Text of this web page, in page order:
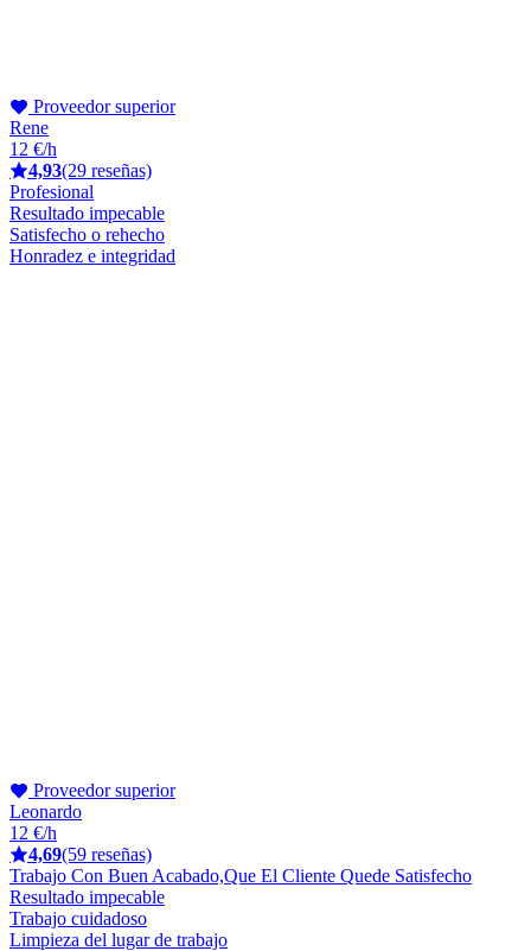
Proveedor superior
Rene
12 €/h
4,93(29 reseñas)
Profesional
Resultado impecable
Satisfecho o rehecho
Honradez e integridad
Proveedor superior
Leonardo
12 €/h
4,69(59 reseñas)
Trabajo Con Buen Acabado,Que El Cliente Quede Satisfecho
Resultado impecable
Trabajo cuidadoso
Limpieza del lugar de trabajo